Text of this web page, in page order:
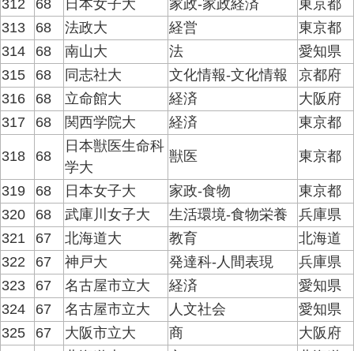
312 68 日本女子大 家政-家政経済
東京都
313
68 法政大 経営
東京都
314
68 南山大 法
愛知県
315
68 同志社大 文化情報-文化情報
京都府
316
68 立命館大 経済
大阪府
317
68 関西学院大 経済 東京都
318 68
日本獣医生命科
学大
獣医 東京都
319 68 日本女子大 家政-食物
東京都
320
68 武庫川女子大 生活環境-食物栄養
兵庫県
321
67 北海道大 教育
北海道
322
67 神戸大 発達科-人間表現
兵庫県
323
67 名古屋市立大 経済
愛知県
324
67 名古屋市立大 人文社会
愛知県
325
67 大阪市立大 商
大阪府